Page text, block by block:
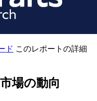
ド このレポートの詳細
場の動向